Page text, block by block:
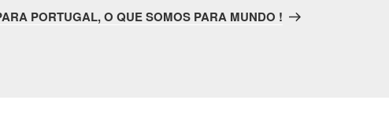
seguinte
PORTUGAL, O QUE SOMOS PARA MUNDO !